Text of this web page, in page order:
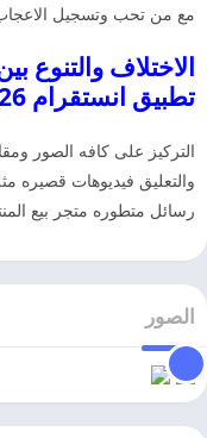
مع من تحب وتسجيل
الاختلاف والتنوع
تطبيق انستقرام 2026
التركيز على كافه الصور
رسائل متطوره متجر بيع
الصور